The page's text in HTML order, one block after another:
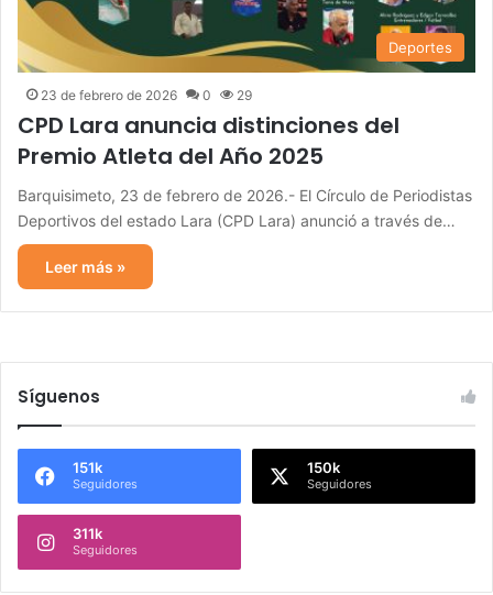
Deportes
23 de febrero de 2026 0 29
CPD Lara anuncia distinciones del
Premio Atleta del Año 2025
Barquisimeto, 23 de febrero de 2026.- El Círculo de Periodistas
Deportivos del estado Lara (CPD Lara) anunció a través de…
Leer más »
Síguenos
151k
Seguidores
150k
Seguidores
311k
Seguidores